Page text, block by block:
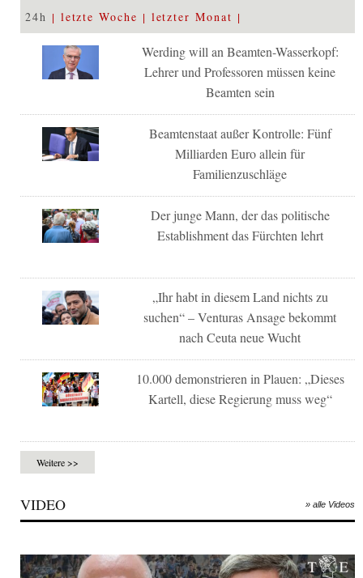
24h letzte Woche letzter Monat
Werding will an Beamten-Wasserkopf:
Lehrer und Professoren müssen keine
Beamten sein
Beamtenstaat außer Kontrolle: Fünf
Milliarden Euro allein für
Familienzuschläge
Der junge Mann, der das politische
Establishment das Fürchten lehrt
„Ihr habt in diesem Land nichts zu
suchen“ – Venturas Ansage bekommt
nach Ceuta neue Wucht
10.000 demonstrieren in Plauen: „Dieses
Kartell, diese Regierung muss weg“
Weitere >>
VIDEO » alle Videos